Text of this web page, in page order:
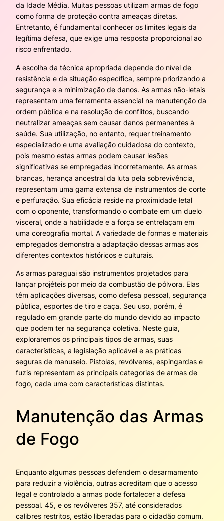
da Idade Média. Muitas pessoas utilizam armas de fogo
como forma de proteção contra ameaças diretas.
Entretanto, é fundamental conhecer os limites legais da
legítima defesa, que exige uma resposta proporcional ao
risco enfrentado.
A escolha da técnica apropriada depende do nível de
resistência e da situação específica, sempre priorizando a
segurança e a minimização de danos. As armas não-letais
representam uma ferramenta essencial na manutenção da
ordem pública e na resolução de conflitos, buscando
neutralizar ameaças sem causar danos permanentes à
saúde. Sua utilização, no entanto, requer treinamento
especializado e uma avaliação cuidadosa do contexto,
pois mesmo estas armas podem causar lesões
significativas se empregadas incorretamente. As armas
brancas, herança ancestral da luta pela sobrevivência,
representam uma gama extensa de instrumentos de corte
e perfuração. Sua eficácia reside na proximidade letal
com o oponente, transformando o combate em um duelo
visceral, onde a habilidade e a força se entrelaçam em
uma coreografia mortal. A variedade de formas e materiais
empregados demonstra a adaptação dessas armas aos
diferentes contextos históricos e culturais.
As armas paraguai são instrumentos projetados para
lançar projéteis por meio da combustão de pólvora. Elas
têm aplicações diversas, como defesa pessoal, segurança
pública, esportes de tiro e caça. Seu uso, porém, é
regulado em grande parte do mundo devido ao impacto
que podem ter na segurança coletiva. Neste guia,
exploraremos os principais tipos de armas, suas
características, a legislação aplicável e as práticas
seguras de manuseio. Pistolas, revólveres, espingardas e
fuzis representam as principais categorias de armas de
fogo, cada uma com características distintas.
Manutenção das Armas
de Fogo
Enquanto algumas pessoas defendem o desarmamento
para reduzir a violência, outras acreditam que o acesso
legal e controlado a armas pode fortalecer a defesa
pessoal. 45, e os revólveres 357, até considerados
calibres restritos, estão liberadas para o cidadão comum.